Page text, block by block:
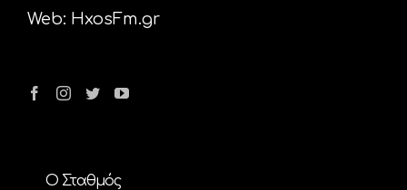
Web: HxosFm.gr
Ο Σταθμός